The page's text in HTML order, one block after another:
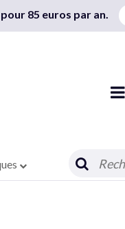
85 euros par an.